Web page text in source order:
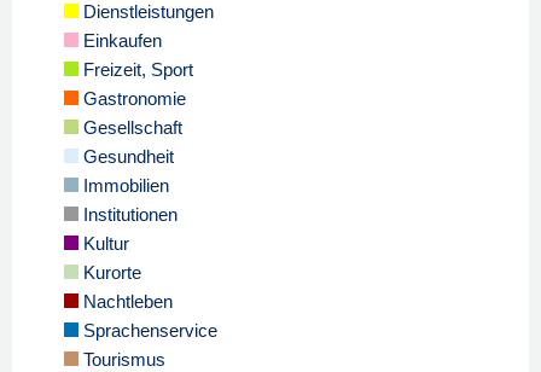
Dienstleistungen
Einkaufen
Freizeit, Sport
Gastronomie
Gesellschaft
Gesundheit
Immobilien
Institutionen
Kultur
Kurorte
Nachtleben
Sprachenservice
Tourismus